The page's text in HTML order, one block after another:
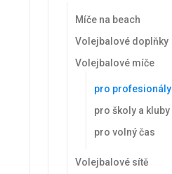
Míče na beach
Volejbalové doplňky
Volejbalové míče
pro profesionály
pro školy a kluby
pro volný čas
Volejbalové sítě